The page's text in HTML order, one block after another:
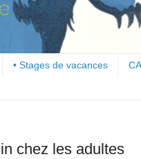
• Stages de vacances
chez les adultes